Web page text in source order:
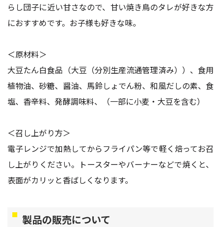
らし団子に近い甘さなので、甘い焼き鳥のタレが好きな方
におすすめです。お子様も好きな味。
＜原材料＞
大豆たん白食品（大豆（分別生産流通管理済み））、食用
植物油、砂糖、醤油、馬鈴しょでん粉、和風だしの素、食
塩、香辛料、発酵調味料、（一部に小麦・大豆を含む）
＜召し上がり方＞
電子レンジで加熱してからフライパン等で軽く焙ってお召
し上がりください。トースターやバーナーなどで焼くと、
表面がカリッと香ばしくなります。
製品の販売について